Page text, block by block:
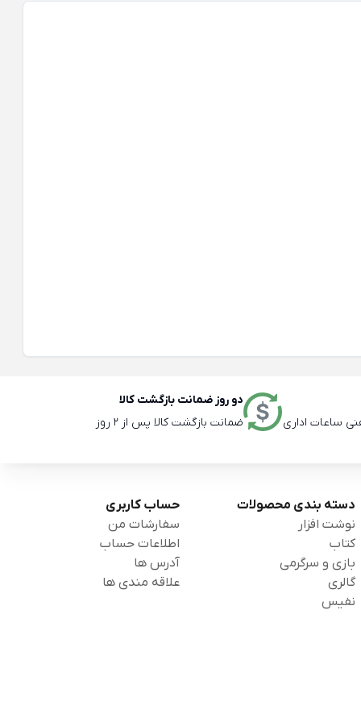
دو روز ضمانت بازگشت کالا
ضمانت بازگشت کالا پس از 2 روز
دسته بندی محصولات
نوشت افزار
کتاب
بازی و سرگرمی
گالری
نفیس
حساب کاربری
سفارشات من
اطلاعات حساب
آدرس ها
علاقه مندی ها